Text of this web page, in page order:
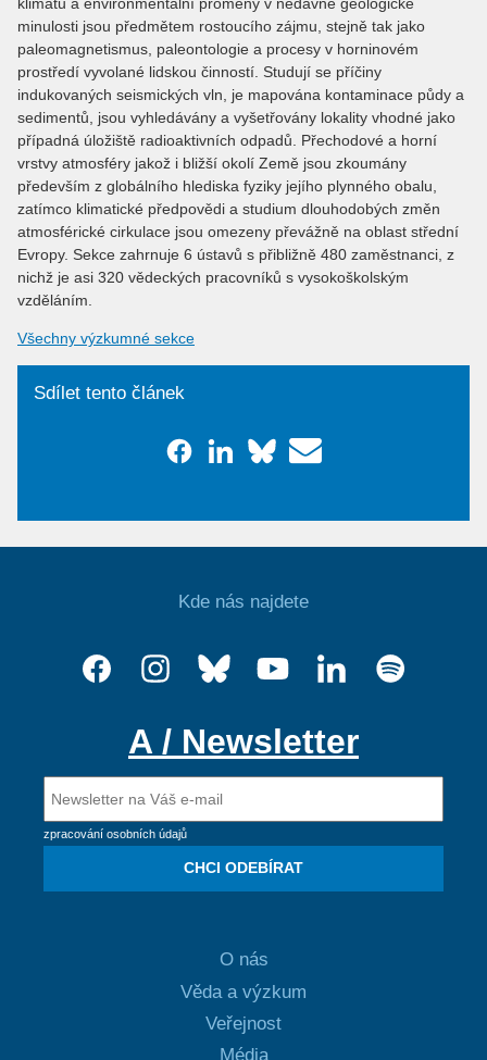
klimatu a environmentální proměny v nedávné geologické
minulosti jsou předmětem rostoucího zájmu, stejně tak jako
paleomagnetismus, paleontologie a procesy v horninovém
prostředí vyvolané lidskou činností. Studují se příčiny
indukovaných seismických vln, je mapována kontaminace půdy a
sedimentů, jsou vyhledávány a vyšetřovány lokality vhodné jako
případná úložiště radioaktivních odpadů. Přechodové a horní
vrstvy atmosféry jakož i bližší okolí Země jsou zkoumány
především z globálního hlediska fyziky jejího plynného obalu,
zatímco klimatické předpovědi a studium dlouhodobých změn
atmosférické cirkulace jsou omezeny převážně na oblast střední
Evropy. Sekce zahrnuje 6 ústavů s přibližně 480 zaměstnanci, z
nichž je asi 320 vědeckých pracovníků s vysokoškolským
vzděláním.
Všechny výzkumné sekce
Sdílet tento článek
Kde nás najdete
A / Newsletter
zpracování osobních údajů
CHCI ODEBÍRAT
O nás
Věda a výzkum
Veřejnost
Média